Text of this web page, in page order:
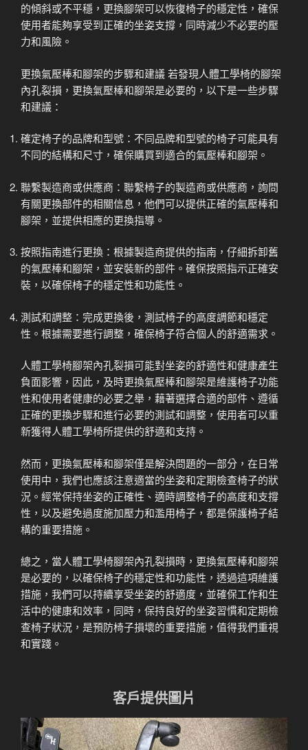
的傾斜或不平穩，更換腳架可以恢復椅子的穩定性，確保
使用者能夠享受到正確的坐姿支撐，同時減少不必要的壓
力和風險。
更換氣壓棒和腳架的步驟和建議 若發現人體工學椅的腳架
內孔裂損，更換氣壓棒和腳架是必要的，以下是一些步驟
和建議：
確定椅子的品牌和型號：不同品牌和型號的椅子可能具有
不同的結構和尺寸，確保購買到適合的氣壓棒和腳架。
聯繫製造商或供應商：聯繫椅子的製造商或供應商，詢問
有關更換部件的相關信息，他們可以提供正確的氣壓棒和
腳架，並提供相應的更換指導。
按照指南進行更換：根據製造商提供的指南，仔細拆卸舊
的氣壓棒和腳架，並安裝新的部件。確保按照指示正確安
裝，以確保椅子的穩定性和功能性。
測試和調整：完成更換後，測試椅子的高度調節和穩定
性。根據需要進行調整，確保椅子符合個人的舒適需求。
人體工學椅腳架內孔裂損可能對坐姿的舒適性和健康產生
負面影響，因此，及時更換氣壓棒和腳架是維護椅子功能
性和使用者健康的必要之舉，藉著選擇合適的部件、遵循
正確的更換步驟和進行必要的測試和調整，使用者可以重
新獲得人體工學椅所提供的舒適和支持。
然而，更換氣壓棒和腳架僅是解決問題的一部分，在日常
使用中，我們也應該注意適當的坐姿和定期檢查椅子的狀
況。經常保持坐姿的正確性、適時調整椅子的高度和支撐
性，以及避免過度施加壓力和濫用椅子，都是保護椅子結
構的重要措施。
總之，當人體工學椅腳架內孔裂損時，更換氣壓棒和腳架
是必要的，以確保椅子的穩定性和功能性，透過這項維護
措施，我們可以持續享受坐姿的舒適度，並確保工作和生
活中的健康和效率，同時，保持良好的坐姿習慣和定期檢
查椅子狀況，是預防椅子損壞的重要措施，值得我們重視
和實踐。
客戶提供圖片